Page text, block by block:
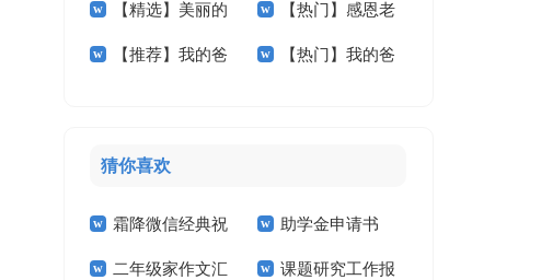
学作文合集5篇 作文300字四篇
【精选】美丽的
小学作文300字四篇
【热门】感恩老
师小学作文三篇
【推荐】我的爸 【热门】我的爸
猜你喜欢
霜降微信经典祝
福语
助学金申请书
【精】
二年级家作文汇 课题研究工作报